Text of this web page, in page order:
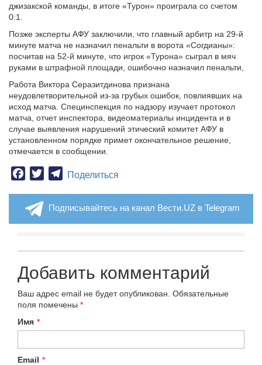
джизакской команды, в итоге «Турон» проиграла со счетом
0:1.
Позже эксперты АФУ заключили, что главный арбитр на 29-й
минуте матча не назначил пенальти в ворота «Согдианы»:
посчитав на 52-й минуте, что игрок «Турона» сыграл в мяч
руками в штрафной площади, ошибочно назначил пенальти,
Работа Виктора Серазитдинова признана
неудовлетворительной из-за грубых ошибок, повлиявших на
исход матча. Специнспекция по надзору изучает протокол
матча, отчет инспектора, видеоматериалы инцидента и в
случае выявления нарушений этический комитет АФУ в
установленном порядке примет окончательное решение,
отмечается в сообщении.
Facebook
TwitterTelegram
Поделиться
Подписывайтесь на канал Вести.UZ в Telegram
Добавить комментарий
Ваш адрес email не будет опубликован. Обязательные
поля помечены *
Имя *
Email *